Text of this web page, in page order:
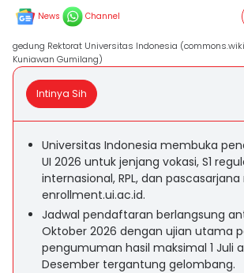
News Channel
gedung Rektorat Universitas Indonesia
Kuniawan Gumilang)
Intinya Sih
Universitas Indonesia membuka
UI 2026 untuk jenjang vokasi, S1
internasional, RPL, dan
enrollment.ui.ac.id.
Jadwal pendaftaran berlangsung
Oktober 2026 dengan ujian utama
pengumuman hasil maksimal 1 Juli
Desember tergantung gelombang.